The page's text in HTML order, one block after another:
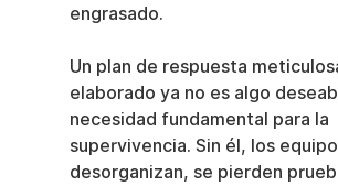
engrasado.
Un plan de respuesta
elaborado ya no es algo
necesidad fundamental para la
supervivencia. Sin él, los
desorganizan, se pierden